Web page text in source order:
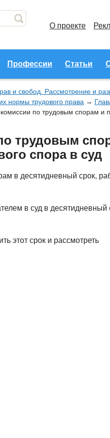
О проекте
Профессии Статьи
и свобод. Рассмотрение и
нормы трудового права →
по трудовым спорам и
трудовым
спора в суд
в десятидневный срок,
в суд в десятидневный
этот срок и рассмотреть